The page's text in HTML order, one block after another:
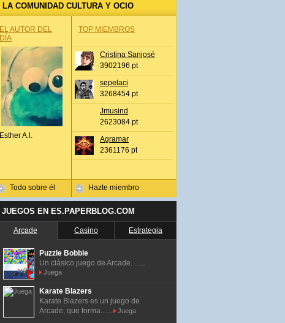
LA COMUNIDAD CULTURA Y OCIO
EL AUTOR DEL
DÍA
Esther A.l.
Todo sobre él
TOP MIEMBROS
Cristina Sanjosé
3902196 pt
sepelaci
3268454 pt
Jmusind
2623084 pt
Agramar
2361176 pt
Hazte miembro
JUEGOS EN ES.PAPERBLOG.COM
Arcade Casino Estrategia
Puzzle Bobble
Un clásico juego de Arcade. ......
Juega
Karate Blazers
Karate Blazers es un juego de
Arcade, que forma......
Juega